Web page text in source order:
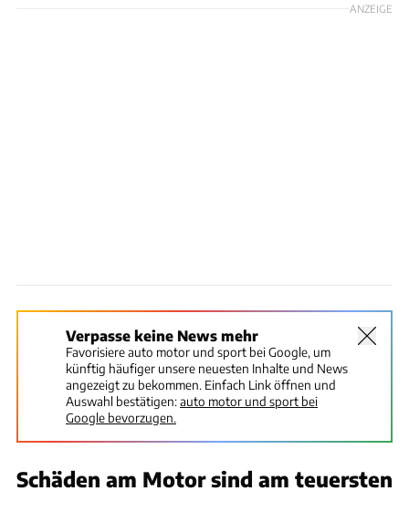
ANZEIGE
Verpasse keine News mehr
Favorisiere auto motor und sport bei Google, um
künftig häufiger unsere neuesten Inhalte und News
angezeigt zu bekommen. Einfach Link öffnen und
Auswahl bestätigen:auto motor und sport bei
Google bevorzugen.
Schäden am Motor sind am teuersten